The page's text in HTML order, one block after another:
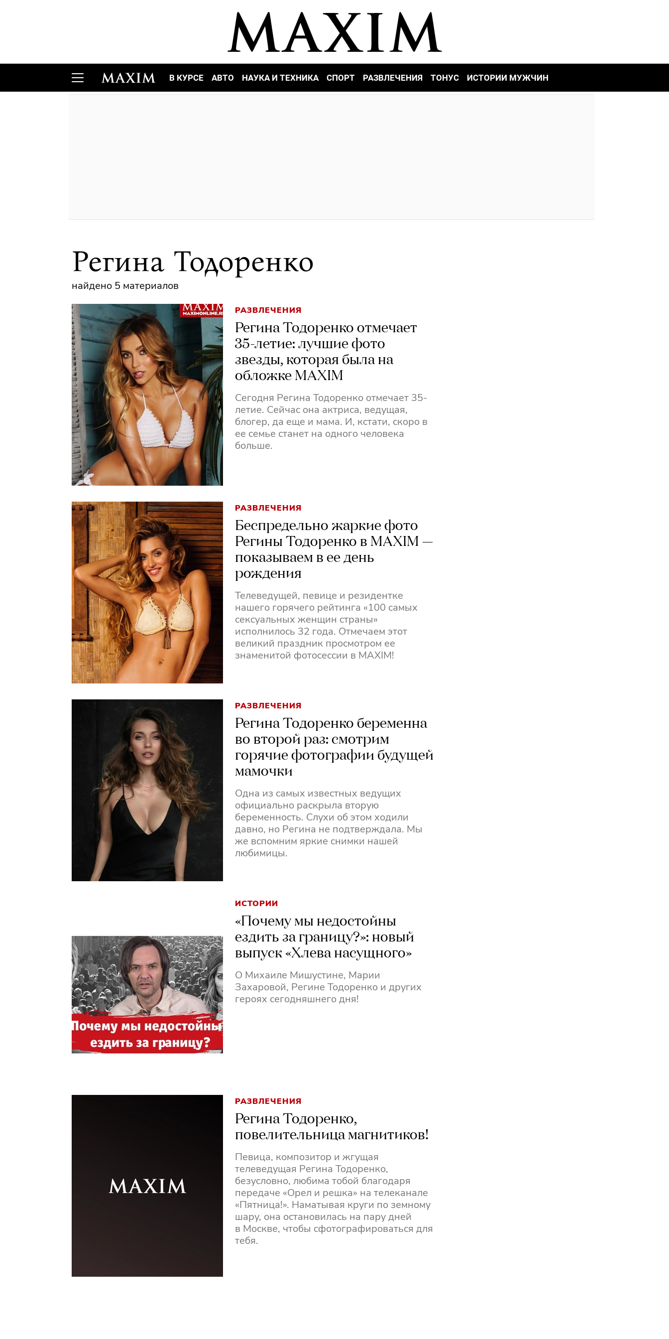
В КУРСЕ АВТО НАУКА И ТЕХНИКА СПОРТ РАЗВЛЕЧЕНИЯ ТОНУС ИСТОРИИ МУЖЧИН
Регина Тодоренко
найдено 5 материалов
РАЗВЛЕЧЕНИЯ
Регина Тодоренко отмечает
35-летие: лучшие фото
звезды, которая была на
обложке MAXIM
Сегодня Регина Тодоренко отмечает 35-
летие. Сейчас она актриса, ведущая,
блогер, да еще и мама. И, кстати, скоро в
ее семье станет на одного человека
больше.
РАЗВЛЕЧЕНИЯ
Беспредельно жаркие фото
Регины Тодоренко в MAXIM —
показываем в ее день
рождения
Телеведущей, певице и резидентке
нашего горячего рейтинга «100 самых
сексуальных женщин страны»
исполнилось 32 года. Отмечаем этот
великий праздник просмотром ее
знаменитой фотосессии в MAXIM!
РАЗВЛЕЧЕНИЯ
Регина Тодоренко беременна
во второй раз: смотрим
горячие фотографии будущей
мамочки
Одна из самых известных ведущих
официально раскрыла вторую
беременность. Слухи об этом ходили
давно, но Регина не подтверждала. Мы
же вспомним яркие снимки нашей
любимицы.
ИСТОРИИ
«Почему мы недостойны
ездить за границу?»: новый
выпуск «Хлева насущного»
О Михаиле Мишустине, Марии
Захаровой, Регине Тодоренко и других
героях сегодняшнего дня!
РАЗВЛЕЧЕНИЯ
Регина Тодоренко,
повелительница магнитиков!
Певица, композитор и жгущая
телеведущая Регина Тодоренко,
безусловно, любима тобой благодаря
передаче «Орел и решка» на телеканале
«Пятница!». Наматывая круги по земному
шару, она остановилась на пару дней
в Москве, чтобы сфотографироваться для
тебя.